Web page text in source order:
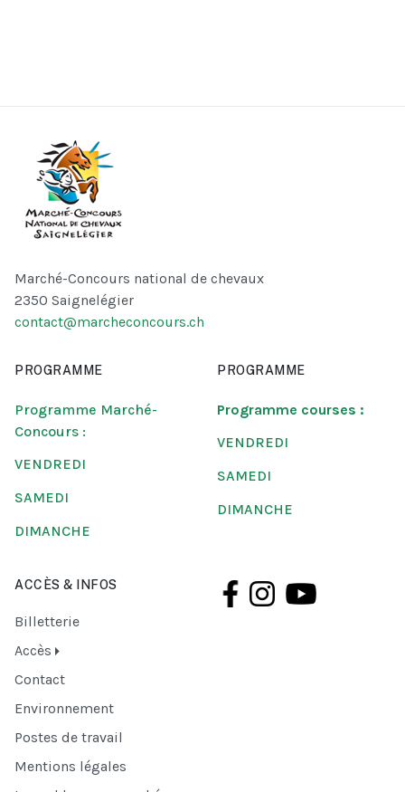
Marché-Concours national de chevaux
2350 Saignelégier
contact@marcheconcours.ch
PROGRAMME
Programme Marché-
Concours :
VENDREDI
SAMEDI
DIMANCHE
PROGRAMME
Programme courses :
VENDREDI
SAMEDI
DIMANCHE
ACCÈS & INFOS
Billetterie
Accès
Contact
Environnement
Postes de travail
Mentions légales